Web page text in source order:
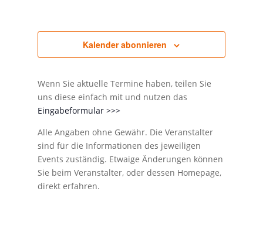
Kalender abonnieren
Wenn Sie aktuelle Termine haben, teilen Sie
uns diese einfach mit und nutzen das
Eingabeformular >>>
Alle Angaben ohne Gewähr. Die Veranstalter
sind für die Informationen des jeweiligen
Events zuständig. Etwaige Änderungen können
Sie beim Veranstalter, oder dessen Homepage,
direkt erfahren.